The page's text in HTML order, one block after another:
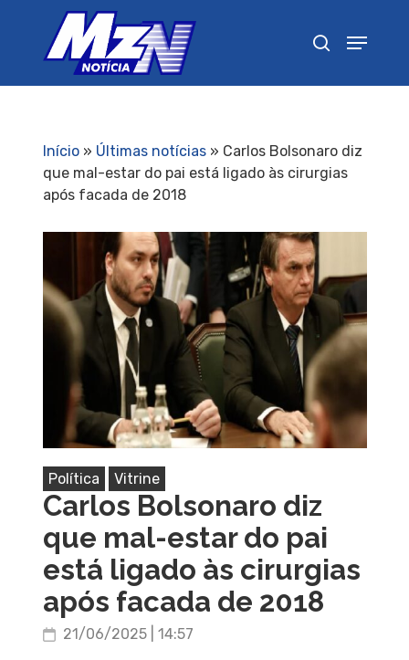
Início» Últimas notícias» Carlos Bolsonaro diz
que mal-estar do pai está ligado às cirurgias
após facada de 2018
Política Vitrine
Carlos Bolsonaro diz
que mal-estar do pai
está ligado às cirurgias
após facada de 2018
21/06/2025 | 14:57